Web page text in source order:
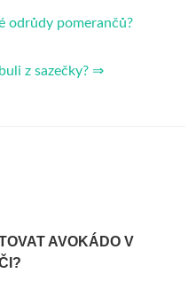
odrůdy pomerančů?
z sazečky? ⇒
AVOKÁDO V